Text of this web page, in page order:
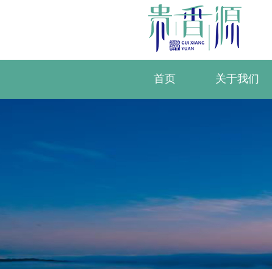
首页 关于我们